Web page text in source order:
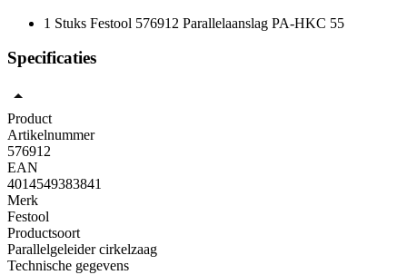
1 Stuks Festool 576912 Parallelaanslag PA-HKC 55
Specificaties
Product
Artikelnummer
576912
EAN
4014549383841
Merk
Festool
Productsoort
Parallelgeleider cirkelzaag
Technische gegevens